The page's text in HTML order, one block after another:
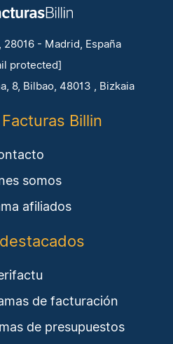
28016 - Madrid, España
protected]
8, Bilbao, 48013 , Bizkaia
Billin
somos
afiliados
de facturación
de presupuestos